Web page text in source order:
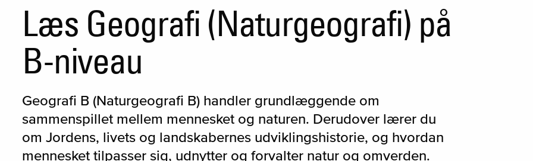
Læs Geografi (Naturgeografi) på
B-niveau
Geografi B (Naturgeografi B) handler grundlæggende om
sammenspillet mellem mennesket og naturen. Derudover lærer du
om Jordens, livets og landskabernes udviklingshistorie, og hvordan
mennesket tilpasser sig, udnytter og forvalter natur og omverden.